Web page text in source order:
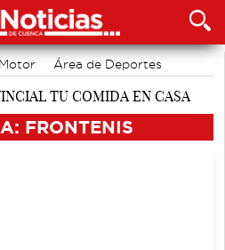
Motor
Área de Deportes
FRONTENIS